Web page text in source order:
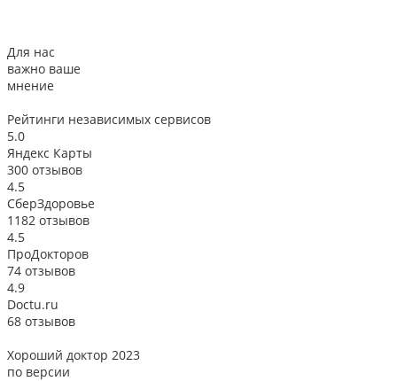
Для нас
важно ваше
мнение
Рейтинги независимых сервисов
5.0
Яндекс Карты
300 отзывов
4.5
СберЗдоровье
1182 отзывов
4.5
ПроДокторов
74 отзывов
4.9
Doctu.ru
68 отзывов
Хороший доктор 2023
по версии